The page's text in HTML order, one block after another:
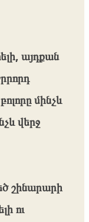
այդքան
մինչև
վերջ
շինարարի
ու